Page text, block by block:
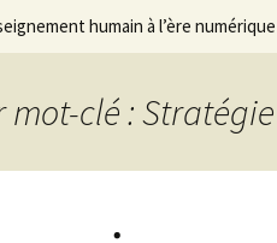
humain à l’ère numérique
mot-clé : Stratégie